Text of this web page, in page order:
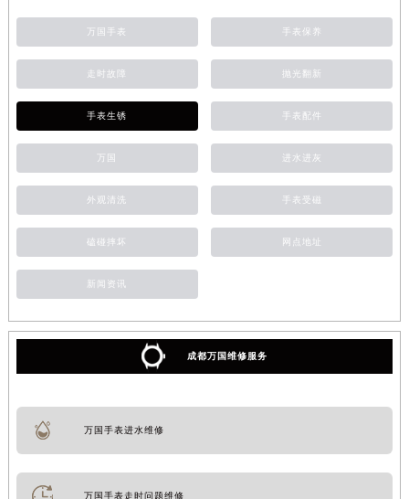
万国手表 手表保养
走时故障 抛光翻新
手表生锈 手表配件
万国 进水进灰
外观清洗 手表受磁
磕碰摔坏 网点地址
新闻资讯
成都万国维修服务
万国手表进水维修
万国手表走时问题维修